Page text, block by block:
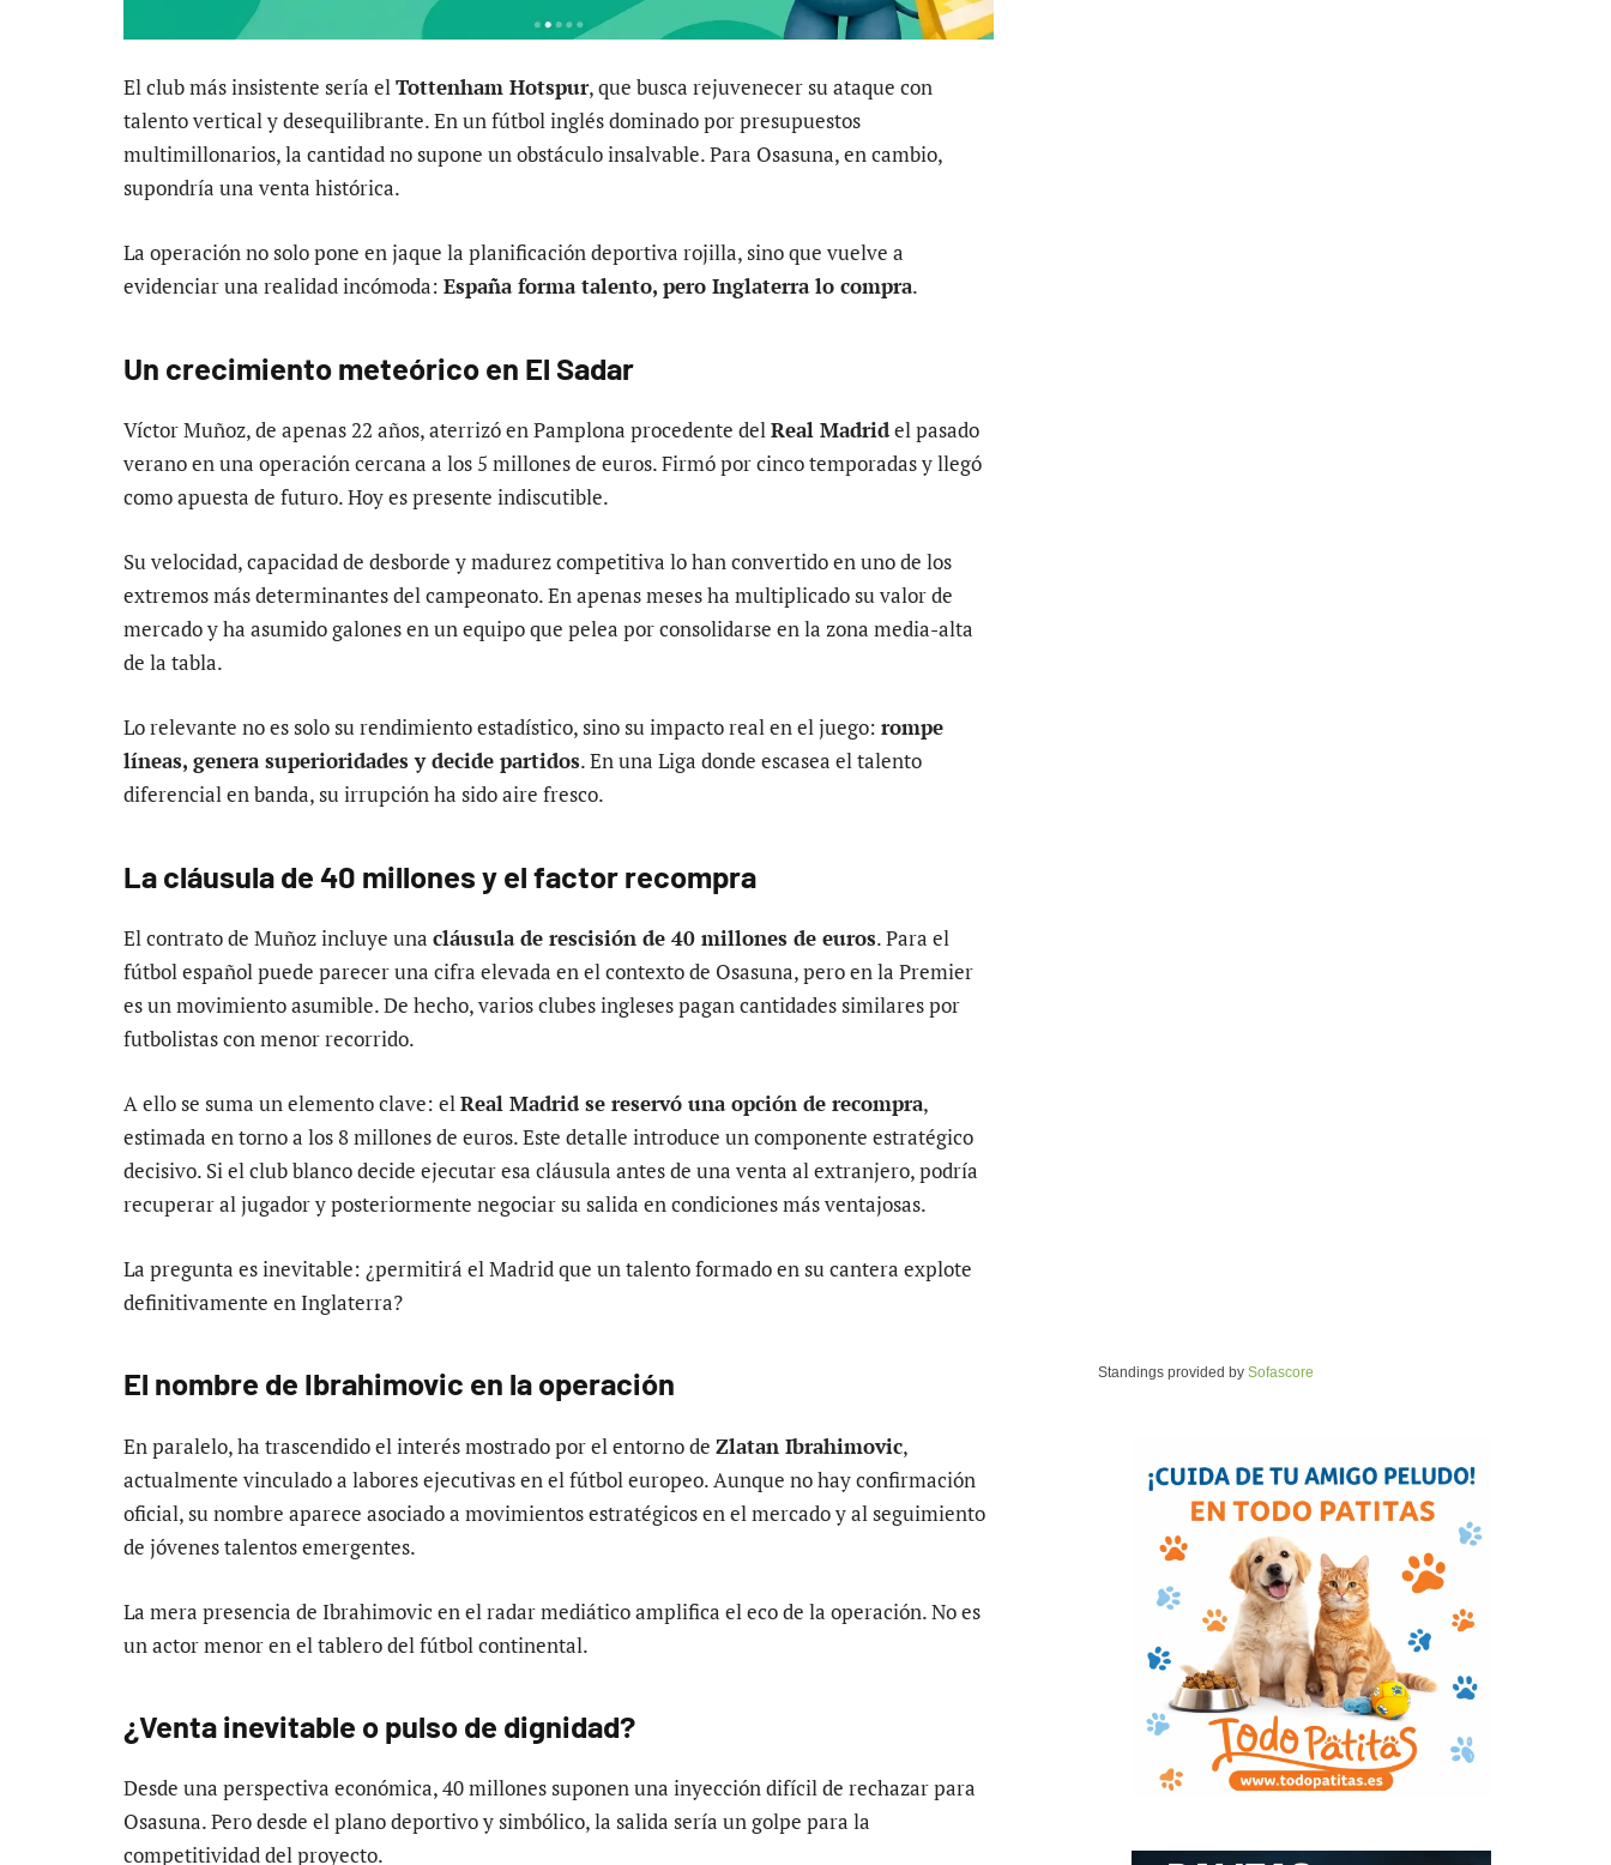
El club más insistente sería elTottenham Hotspur, que busca rejuvenecer su ataque con
talento vertical y desequilibrante. En un fútbol inglés dominado por presupuestos
multimillonarios, la cantidad no supone un obstáculo insalvable. Para Osasuna, en cambio,
supondría una venta histórica.
La operación no solo pone en jaque la planificación deportiva rojilla, sino que vuelve a
evidenciar una realidad incómoda: España forma talento, pero Inglaterra lo compra.
Un crecimiento meteórico en El Sadar
Víctor Muñoz, de apenas 22 años, aterrizó en Pamplona procedente delReal Madridel pasado
verano en una operación cercana a los 5 millones de euros. Firmó por cinco temporadas y llegó
como apuesta de futuro. Hoy es presente indiscutible.
Su velocidad, capacidad de desborde y madurez competitiva lo han convertido en uno de los
extremos más determinantes del campeonato. En apenas meses ha multiplicado su valor de
mercado y ha asumido galones en un equipo que pelea por consolidarse en la zona media-alta
de la tabla.
Lo relevante no es solo su rendimiento estadístico, sino su impacto real en el juego: rompe
líneas, genera superioridades y decide partidos. En una Liga donde escasea el talento
diferencial en banda, su irrupción ha sido aire fresco.
La cláusula de 40 millones y el factor recompra
El contrato de Muñoz incluye una cláusula de rescisión de 40 millones de euros. Para el
fútbol español puede parecer una cifra elevada en el contexto de Osasuna, pero en la Premier
es un movimiento asumible. De hecho, varios clubes ingleses pagan cantidades similares por
futbolistas con menor recorrido.
A ello se suma un elemento clave: elReal Madrid se reservó una opción de recompra,
estimada en torno a los 8 millones de euros. Este detalle introduce un componente estratégico
decisivo. Si el club blanco decide ejecutar esa cláusula antes de una venta al extranjero, podría
recuperar al jugador y posteriormente negociar su salida en condiciones más ventajosas.
La pregunta es inevitable: ¿permitirá el Madrid que un talento formado en su cantera explote
definitivamente en Inglaterra?
El nombre de Ibrahimovic en la operación
En paralelo, ha trascendido el interés mostrado por el entorno de Zlatan Ibrahimovic,
actualmente vinculado a labores ejecutivas en el fútbol europeo. Aunque no hay confirmación
oficial, su nombre aparece asociado a movimientos estratégicos en el mercado y al seguimiento
de jóvenes talentos emergentes.
La mera presencia de Ibrahimovic en el radar mediático amplifica el eco de la operación. No es
un actor menor en el tablero del fútbol continental.
¿Venta inevitable o pulso de dignidad?
Desde una perspectiva económica, 40 millones suponen una inyección difícil de rechazar para
Osasuna. Pero desde el plano deportivo y simbólico, la salida sería un golpe para la
competitividad del proyecto.
Standings provided by Sofascore